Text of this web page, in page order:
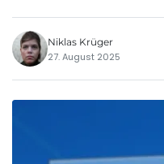
Niklas Krüger
27. August 2025